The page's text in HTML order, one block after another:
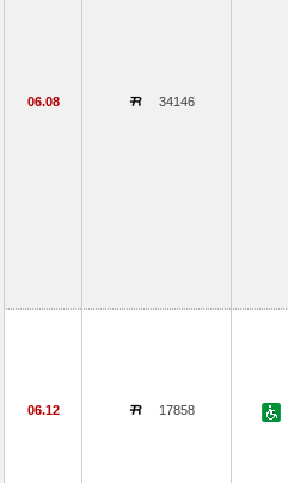
06.08 34146
06.12 17858